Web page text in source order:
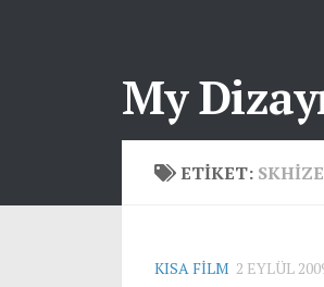
My
ETIKET:
KISA FILM 2 EYLÜL